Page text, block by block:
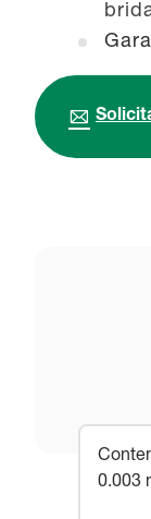
0.003